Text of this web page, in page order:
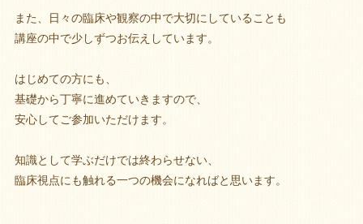
また、日々の臨床や観察の中で大切にしていることも
講座の中で少しずつお伝えしています。
はじめての方にも、
基礎から丁寧に進めていきますので、
安心してご参加いただけます。
知識として学ぶだけでは終わらせない、
臨床視点にも触れる一つの機会になればと思います。